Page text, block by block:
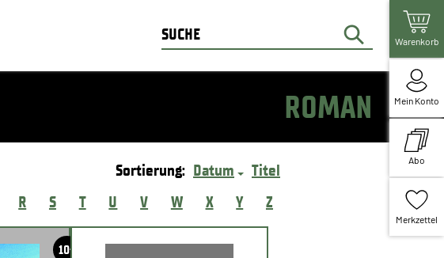
Warenkorb
Mein Konto
Abo
Merkzettel
ROMAN
Sortierung: Datum
Titel
R S T U V W X Y Z
10+